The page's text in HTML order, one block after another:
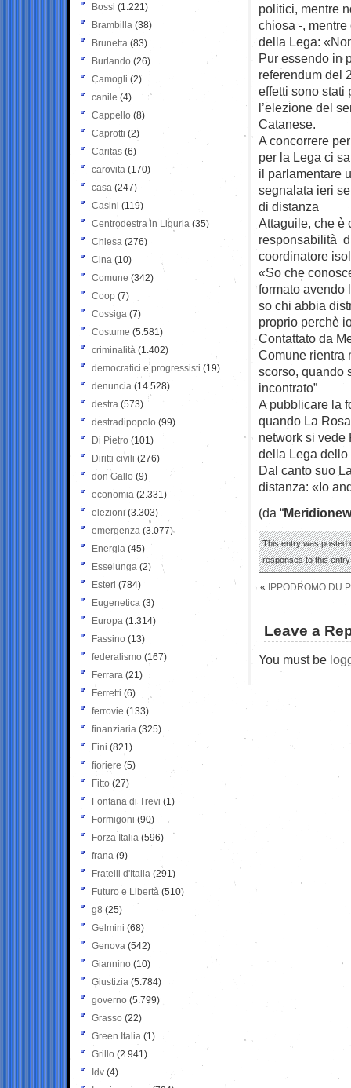
politici, mentre
chiosa -,
della Lega:
Pur essendo in
referendum del
effetti sono stati
l’elezione del
Catanese.
A concorrere
per la Lega ci
il parlamentare
segnalata ieri
di distanza
Attaguile, che è
responsabilità
coordinatore
«So che
formato avendo
so chi abbia
proprio perchè
Contattato da
Comune rientra
scorso, quando
incontrato”
A pubblicare la
quando La
network si vede
della Lega dello
Dal canto suo
distanza: «Io
(da “
This entry was posted
responses to this
« IPPODROMO DU
Leave a
You must be
Bossi (1.221)
Brambilla (38)
Brunetta (83)
Burlando (26)
Camogli (2)
canile (4)
Cappello (8)
Caprotti (2)
Caritas (6)
carovita (170)
casa (247)
Casini (119)
Centrodestra in Liguria (35)
Chiesa (276)
Cina (10)
Comune (342)
Coop (7)
Cossiga (7)
Costume (5.581)
criminalità (1.402)
democratici e progressisti (19)
denuncia (14.528)
destra (573)
destradipopolo (99)
Di Pietro (101)
Diritti civili (276)
don Gallo (9)
economia (2.331)
elezioni (3.303)
emergenza (3.077)
Energia (45)
Esselunga (2)
Esteri (784)
Eugenetica (3)
Europa (1.314)
Fassino (13)
federalismo (167)
Ferrara (21)
Ferretti (6)
ferrovie (133)
finanziaria (325)
Fini (821)
fioriere (5)
Fitto (27)
Fontana di Trevi (1)
Formigoni (90)
Forza Italia (596)
frana (9)
Fratelli d'Italia (291)
Futuro e Libertà (510)
g8 (25)
Gelmini (68)
Genova (542)
Giannino (10)
Giustizia (5.784)
governo (5.799)
Grasso (22)
Green Italia (1)
Grillo (2.941)
Idv (4)